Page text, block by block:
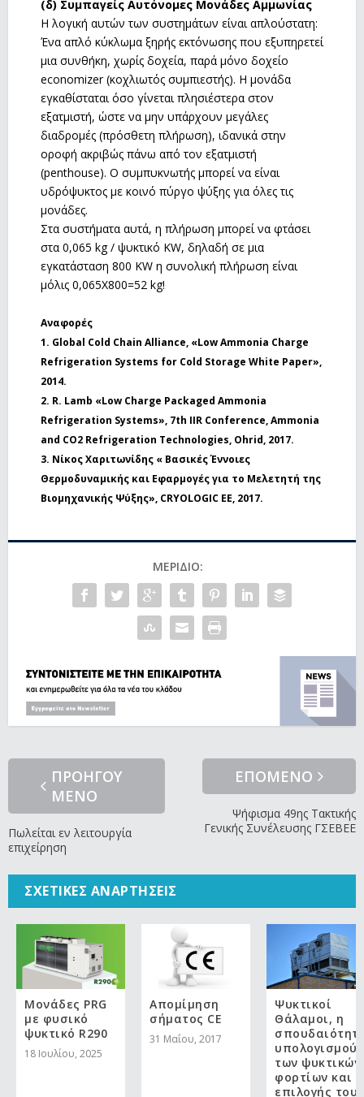
(δ) Συμπαγείς Αυτόνομες Μονάδες Αμμωνίας
Η λογική αυτών των συστημάτων είναι απλούστατη:
Ένα απλό κύκλωμα ξηρής εκτόνωσης που εξυπηρετεί
μια συνθήκη, χωρίς δοχεία, παρά μόνο δοχείο
economizer (κοχλιωτός συμπιεστής). Η μονάδα
εγκαθίσταται όσο γίνεται πλησιέστερα στον
εξατμιστή, ώστε να μην υπάρχουν μεγάλες
διαδρομές (πρόσθετη πλήρωση), ιδανικά στην
οροφή ακριβώς πάνω από τον εξατμιστή
(penthouse). Ο συμπυκνωτής μπορεί να είναι
υδρόψυκτος με κοινό πύργο ψύξης για όλες τις
μονάδες.
Στα συστήματα αυτά, η πλήρωση μπορεί να φτάσει
στα 0,065 kg / ψυκτικό KW, δηλαδή σε μια
εγκατάσταση 800 KW η συνολική πλήρωση είναι
μόλις 0,065Χ800=52 kg!
Αναφορές
1. Global Cold Chain Alliance, «Low Ammonia Charge
Refrigeration Systems for Cold Storage White Paper»,
2014.
2. R. Lamb «Low Charge Packaged Ammonia
Refrigeration Systems», 7th IIR Conference, Ammonia
and CO2 Refrigeration Technologies, Ohrid, 2017.
3. Νίκος Χαριτωνίδης « Βασικές Έννοιες
Θερμοδυναμικής και Εφαρμογές για το Μελετητή της
Βιομηχανικής Ψύξης», CRYOLOGIC EE, 2017.
ΜΕΡΊΔΙΟ:
ΠΡΟΗΓΟΥ
ΜΕΝΟ
Πωλείται εν λειτουργία
επιχείρηση
ΕΠΟΜΕΝΟ
Ψήφισμα 49ης Τακτικής
Γενικής Συνέλευσης ΓΣΕΒΕΕ
ΣΧΕΤΙΚΈΣ ΑΝΑΡΤΉΣΕΙΣ
Μονάδες PRG
με φυσικό
ψυκτικό R290
18 Ιουλίου, 2025
Aπομίμηση
σήματος CE
31 Μαΐου, 2017
Ψυκτικοί
Θάλαμοι, η
υπολογισμού
των ψυκτικών
φορτίων και
επιλογής του